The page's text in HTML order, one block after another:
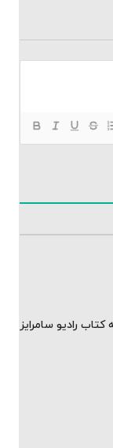
رادیو سامرایز